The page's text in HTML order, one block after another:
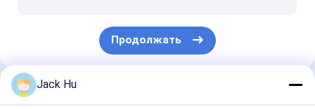
Продолжать
Наши Категории
Jack Hu